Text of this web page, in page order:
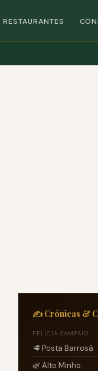
RESTAURANTES
✍️ Crónicas &
FELÍCIA SAMPAIO
🥩 Posta Barrosã
🌿 Alto Minho